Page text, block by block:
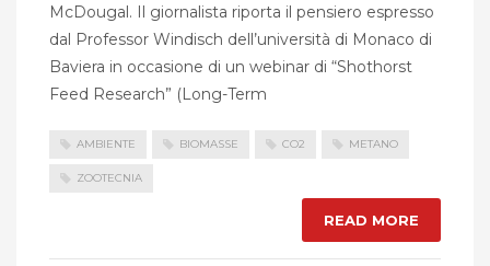
McDougal. Il giornalista riporta il pensiero espresso
dal Professor Windisch dell’università di Monaco di
Baviera in occasione di un webinar di “Shothorst
Feed Research” (Long-Term
AMBIENTE BIOMASSE CO2 METANO
ZOOTECNIA
READ MORE